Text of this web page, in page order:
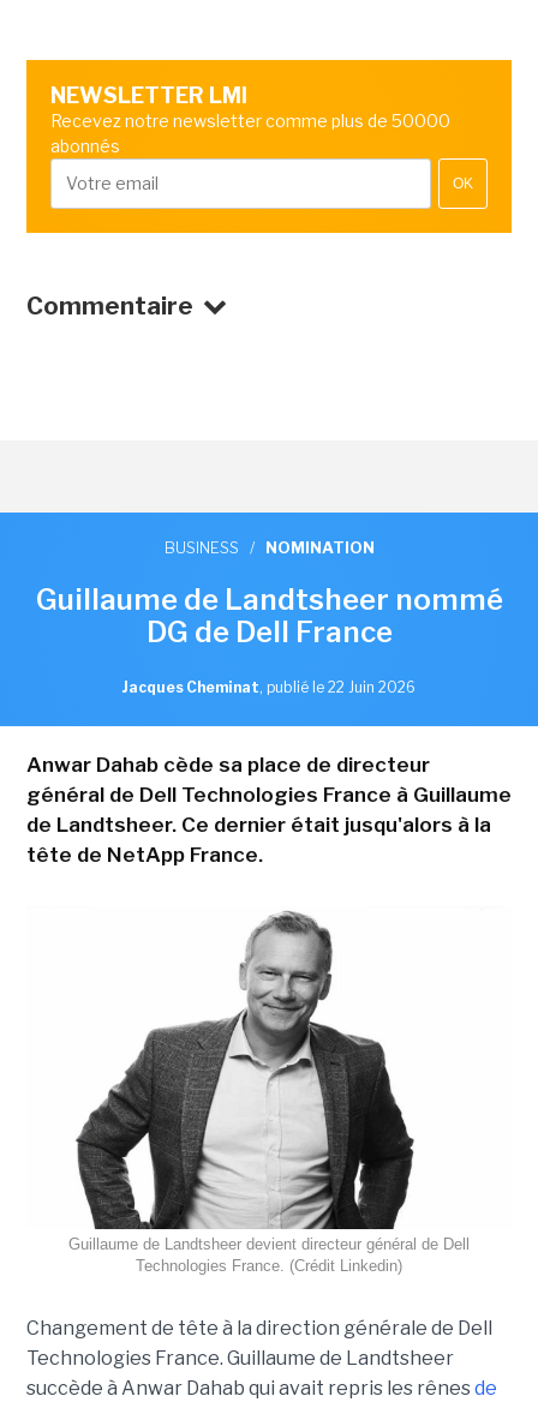
NEWSLETTER LMI
Recevez notre newsletter comme plus de 50000
abonnés
OK
Commentaire
BUSINESS / NOMINATION
Guillaume de Landtsheer nommé
DG de Dell France
Jacques Cheminat, publié le 22 Juin 2026
Anwar Dahab cède sa place de directeur
général de Dell Technologies France à Guillaume
de Landtsheer. Ce dernier était jusqu'alors à la
tête de NetApp France.
Guillaume de Landtsheer devient directeur général de Dell
Technologies France. (Crédit Linkedin)
Changement de tête à la direction générale de Dell
Technologies France. Guillaume de Landtsheer
succède à Anwar Dahab qui avait repris les rênesde